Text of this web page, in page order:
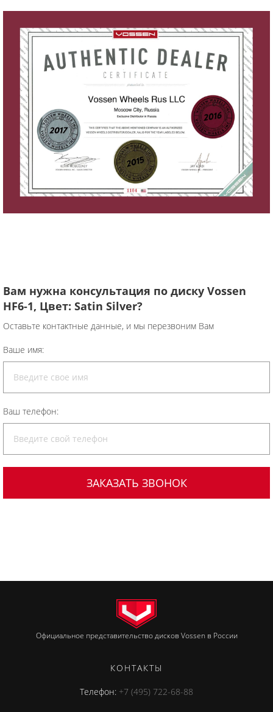
Вам нужна консультация по диску Vossen
HF6-1, Цвет: Satin Silver?
Оставьте контактные данные, и мы перезвоним Вам
Ваше имя:
Ваш телефон:
Официальное представительство дисков Vossen в России
КОНТАКТЫ
Телефон: +7 (495) 722-68-88